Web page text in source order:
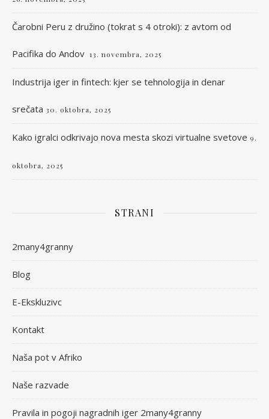
Čarobni Peru z družino (tokrat s 4 otroki): z avtom od
Pacifika do Andov 13. novembra, 2025
Industrija iger in fintech: kjer se tehnologija in denar
srečata 30. oktobra, 2025
Kako igralci odkrivajo nova mesta skozi virtualne svetove 9.
oktobra, 2025
STRANI
2many4granny
Blog
E-Ekskluzivc
Kontakt
Naša pot v Afriko
Naše razvade
Pravila in pogoji nagradnih iger 2many4granny